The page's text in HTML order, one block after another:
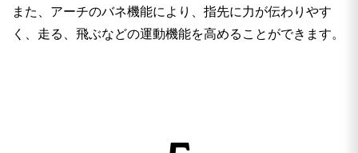
また、アーチのバネ機能により、指先に力が伝わりやす
く、走る、飛ぶなどの運動機能を高めることができます。